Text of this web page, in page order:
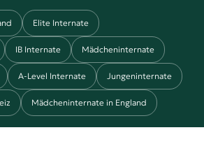
Elite Internate
IB Internate Mädcheninternate
A-Level Internate Jungeninternate
Mädcheninternate in England